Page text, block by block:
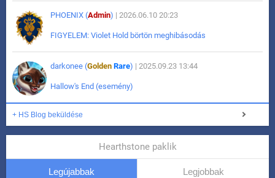
PHOENIX (Admin) | 2026.06.10 20:23
FIGYELEM: Violet Hold börtön meghibásodás
darkonee (Golden Rare) | 2025.09.23 13:44
Hallow's End (esemény)
+ HS Blog beküldése
Hearthstone paklik
Legújabbak Legjobbak